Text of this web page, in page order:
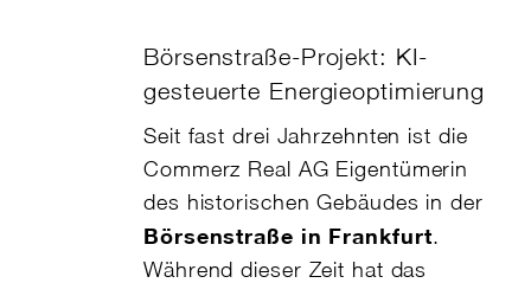
Börsenstraße-Projekt: KI-
gesteuerte Energieoptimierung
Seit fast drei Jahrzehnten ist die
Commerz Real AG Eigentümerin
des historischen Gebäudes in der
Börsenstraße in Frankfurt.
Während dieser Zeit hat das